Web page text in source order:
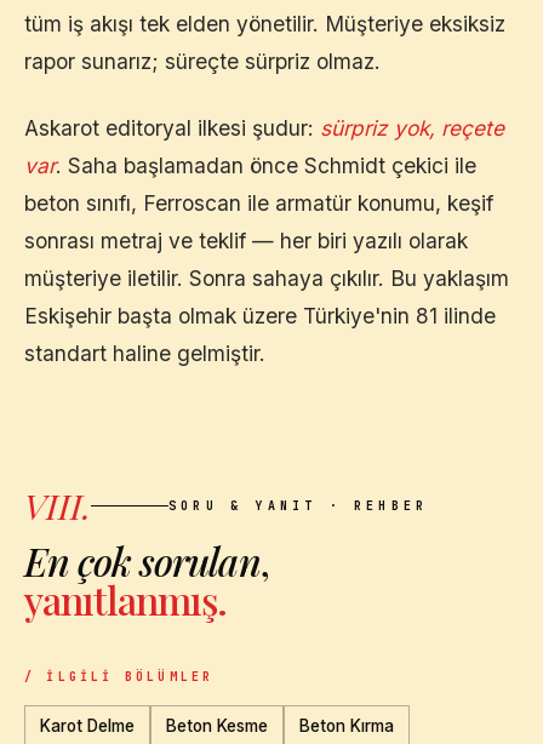
tüm iş akışı tek elden yönetilir. Müşteriye eksiksiz
rapor sunarız; süreçte sürpriz olmaz.
Askarot editoryal ilkesi şudur: sürpriz yok, reçete
var. Saha başlamadan önce Schmidt çekici ile
beton sınıfı, Ferroscan ile armatür konumu, keşif
sonrası metraj ve teklif — her biri yazılı olarak
müşteriye iletilir. Sonra sahaya çıkılır. Bu yaklaşım
Eskişehir başta olmak üzere Türkiye'nin 81 ilinde
standart haline gelmiştir.
VIII. SORU & YANIT · REHBER
En çok sorulan,
yanıtlanmış.
/ İLGILI BÖLÜMLER
Karot Delme Beton Kesme Beton Kırma